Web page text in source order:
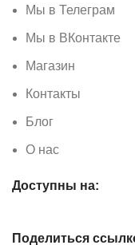
Мы в Телеграм
Мы в ВКонтакте
Магазин
Контакты
Блог
О нас
Доступны на:
Поделиться